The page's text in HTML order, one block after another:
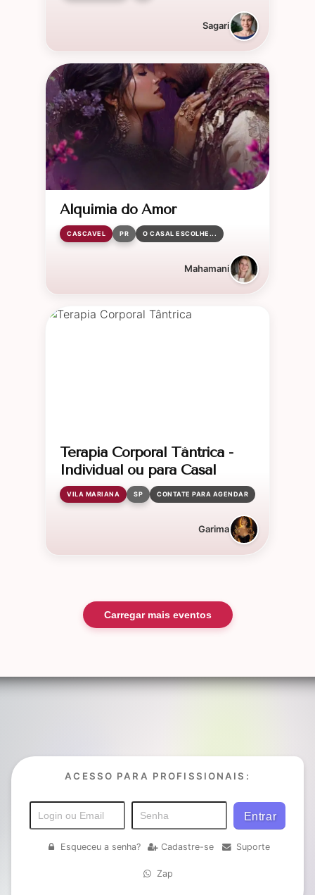
Sagari
Alquimia do Amor
CASCAVEL PR O CASAL ESCOLHE...
Mahamani
Terapia Corporal Tântrica -
Individual ou para Casal
VILA MARIANA SP CONTATE PARA AGENDAR
Garima
Carregar mais eventos
ACESSO PARA PROFISSIONAIS:
Esqueceu a senha? Cadastre-se Suporte
Zap